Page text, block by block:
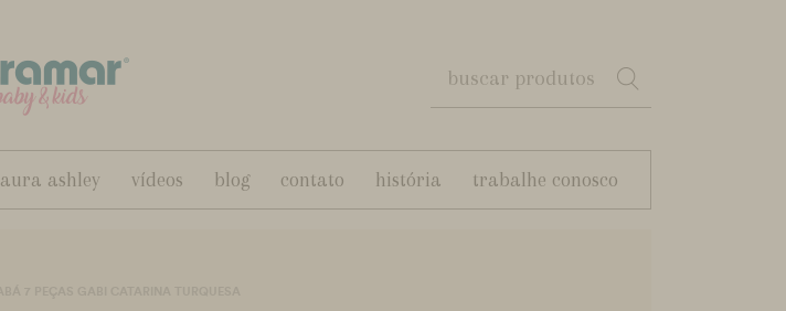
laura ashley vídeos blog contato história trabalhe conosco